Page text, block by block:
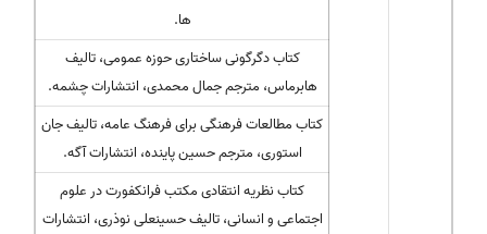
ها.
کتاب دگرگونی ساختاری حوزه عمومی، تالیف
هابرماس، مترجم جمال محمدی، انتشارات چشمه.
کتاب مطالعات فرهنگی برای فرهنگ عامه، تالیف جان
استوری، مترجم حسین پاینده، انتشارات آگه.
کتاب نظریه انتقادی مکتب فرانکفورت در علوم
اجتماعی و انسانی، تالیف حسینعلی نوذری، انتشارات